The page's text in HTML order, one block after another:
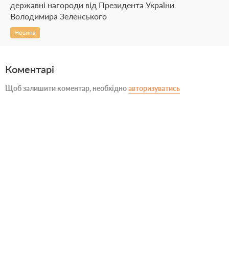
державні нагороди від Президента України
Володимира Зеленського
Новина
Коментарі
Щоб залишити коментар, необхідноавторизуватись